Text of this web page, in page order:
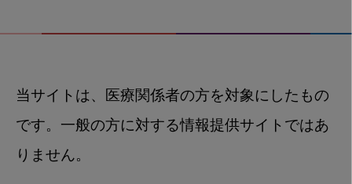
当サイトは、医療関係者の方を対象にしたもの
です。一般の方に対する情報提供サイトではあ
りません。